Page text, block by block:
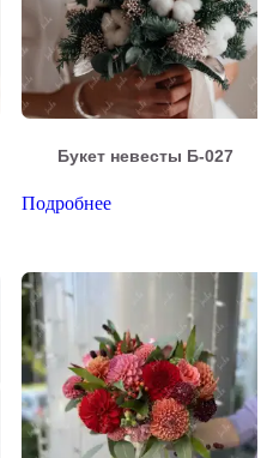
Букет невесты Б-027
Подробнее